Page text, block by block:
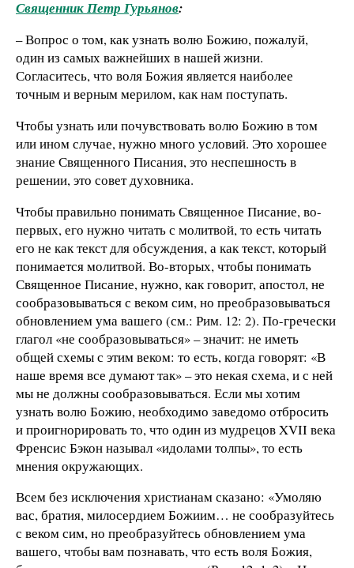
Священник Петр Гурьянов:
– Вопрос о том, как узнать волю Божию, пожалуй,
один из самых важнейших в нашей жизни.
Согласитесь, что воля Божия является наиболее
точным и верным мерилом, как нам поступать.
Чтобы узнать или почувствовать волю Божию в том
или ином случае, нужно много условий. Это хорошее
знание Священного Писания, это неспешность в
решении, это совет духовника.
Чтобы правильно понимать Священное Писание, во-
первых, его нужно читать с молитвой, то есть читать
его не как текст для обсуждения, а как текст, который
понимается молитвой. Во-вторых, чтобы понимать
Священное Писание, нужно, как говорит, апостол, не
сообразовываться с веком сим, но преобразовываться
обновлением ума вашего (см.: Рим. 12: 2). По-гречески
глагол «не сообразовываться» – значит: не иметь
общей схемы с этим веком: то есть, когда говорят: «В
наше время все думают так» – это некая схема, и с ней
мы не должны сообразовываться. Если мы хотим
узнать волю Божию, необходимо заведомо отбросить
и проигнорировать то, что один из мудрецов XVII века
Френсис Бэкон называл «идолами толпы», то есть
мнения окружающих.
Всем без исключения христианам сказано: «Умоляю
вас, братия, милосердием Божиим… не сообразуйтесь
с веком сим, но преобразуйтесь обновлением ума
вашего, чтобы вам познавать, что есть воля Божия,